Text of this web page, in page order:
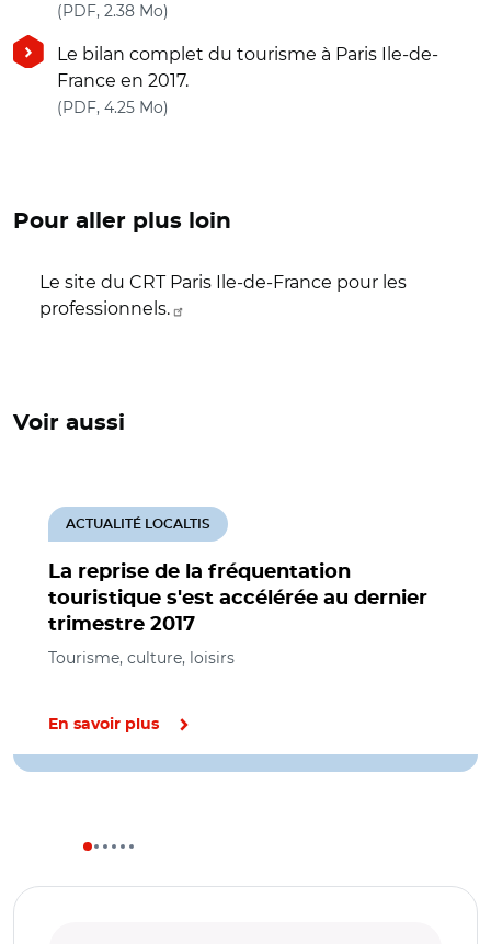
(PDF, 2.38 Mo)
Le bilan complet du tourisme à Paris Ile-de-
France en 2017.
(PDF, 4.25 Mo)
Pour aller plus loin
Le site du CRT Paris Ile-de-France pour les
professionnels.
Voir aussi
La reprise de la fréquentation
touristique s'est accélérée au dernier
trimestre 2017
ACTUALITÉ LOCALTIS
Tourisme, culture, loisirs
En savoir plus